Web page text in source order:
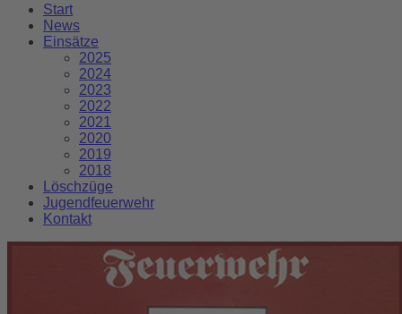
Start
News
Einsätze
2025
2024
2023
2022
2021
2020
2019
2018
Löschzüge
Jugendfeuerwehr
Kontakt